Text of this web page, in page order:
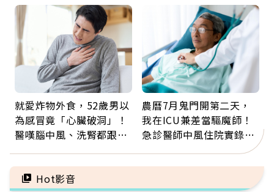
就愛炸物外食，52歲男以
為感冒竟「心臟破洞」！
醫嘆腦中風、洗腎都跟它
救
農曆7月鬼門開第二天，
我在ICU兼差當驅魔師！
急診醫師中風住院實錄：
Hot影音